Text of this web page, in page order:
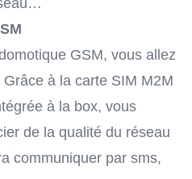
GSM, vous allez
Grâce à la carte SIM M2M
à la box, vous
de la qualité du réseau
communiquer par sms,